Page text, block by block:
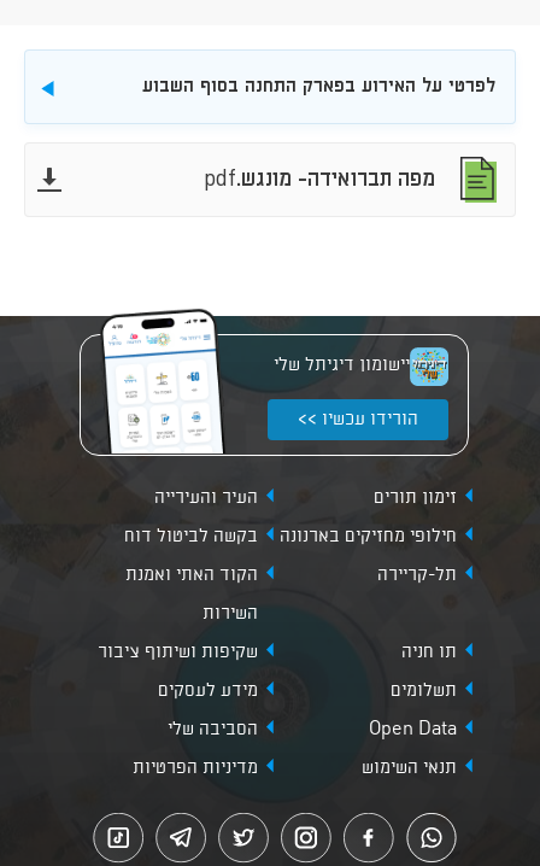
לפרטי על האירוע בפארק התחנה בסוף השבוע
להורדה
מפה תברואידה- מונגש.pdf
יישומון דיגיתל שלי
הורידו עכשיו >>
זימון תורים
העיר והעירייה
חילופי מחזיקים בארנונה
בקשה לביטול דוח
תל-קריירה
הקוד האתי ואמנת
השירות
תו חניה
שקיפות ושיתוף ציבור
תשלומים
מידע לעסקים
Open Data
הסביבה שלי
תנאי השימוש
מדיניות הפרטיות